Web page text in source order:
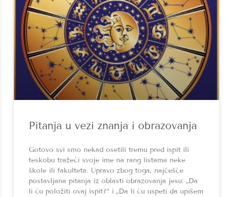
Pitanja u vezi znanja i obrazovanja
Gotovo svi smo nekad osetili tremu pred ispit ili
teskobu tražeći svoje ime na rang listama neke
škole ili fakulteta. Upravo zbog toga, najčešće
postavljana pitanja iz oblasti obrazovanja jesu: „Da
li ću položiti ovaj ispit?“ i „Da li ću uspeti da upišem